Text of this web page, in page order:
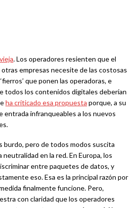
. Los operadores resienten que el
empresas necesite de las costosas
que ponen las operadoras, e
todos los contenidos digitales deberían
ha criticado esa propuesta porque, a su
entrada infranqueables a los nuevos
burdo, pero de todos modos suscita
en la red. En Europa, los
entre paquetes de datos, y
eso. Esa es la principal razón por
finalmente funcione. Pero,
con claridad que los operadores